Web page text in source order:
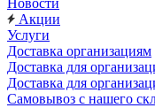
Новости
Акции
Услуги
Доставка организациям
Доставка для
Доставка для
Самовывоз с нашего